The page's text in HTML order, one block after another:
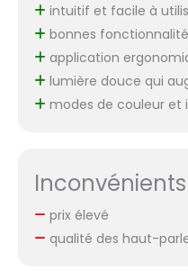
intuitif et facile à
bonnes
application
lumière douce qui
modes de couleur et
Inconvénients
prix élevé
qualité des haut-